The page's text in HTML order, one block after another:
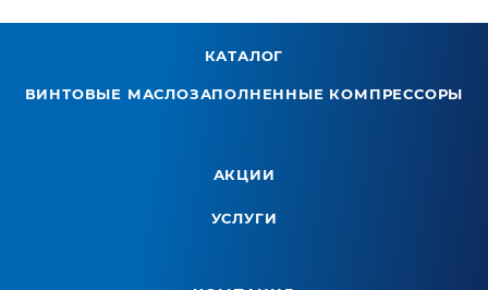
КАТАЛОГ
ВИНТОВЫЕ МАСЛОЗАПОЛНЕННЫЕ КОМПРЕССОРЫ
АКЦИИ
УСЛУГИ